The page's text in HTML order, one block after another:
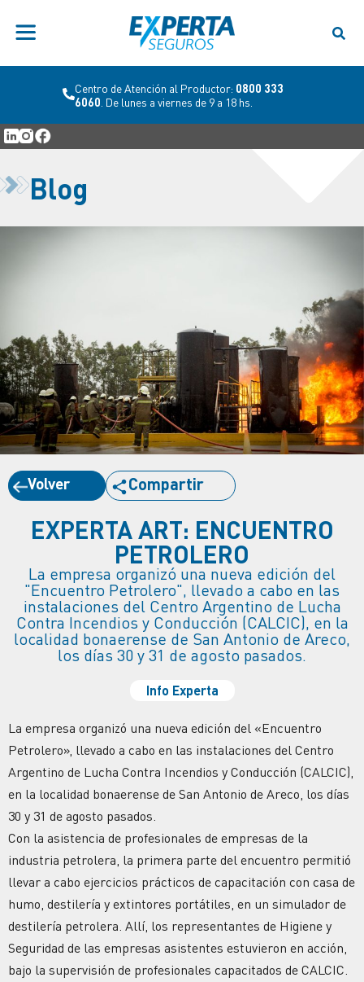
Centro de Atención al Productor: 0800 333
6060 . De lunes a viernes de 9 a 18 hs.
Blog
Volver Compartir
EXPERTA ART: ENCUENTRO
PETROLERO
La empresa organizó una nueva edición del
"Encuentro Petrolero", llevado a cabo en las
instalaciones del Centro Argentino de Lucha
Contra Incendios y Conducción (CALCIC), en la
localidad bonaerense de San Antonio de Areco,
los días 30 y 31 de agosto pasados.
Info Experta
La empresa organizó una nueva edición del «Encuentro
Petrolero», llevado a cabo en las instalaciones del Centro
Argentino de Lucha Contra Incendios y Conducción (CALCIC),
en la localidad bonaerense de San Antonio de Areco, los días
30 y 31 de agosto pasados.
Con la asistencia de profesionales de empresas de la
industria petrolera, la primera parte del encuentro permitió
llevar a cabo ejercicios prácticos de capacitación con casa de
humo, destilería y extintores portátiles, en un simulador de
destilería petrolera. Allí, los representantes de Higiene y
Seguridad de las empresas asistentes estuvieron en acción,
bajo la supervisión de profesionales capacitados de CALCIC.